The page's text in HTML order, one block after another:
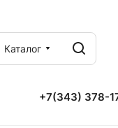
Каталог
+7(343) 378-